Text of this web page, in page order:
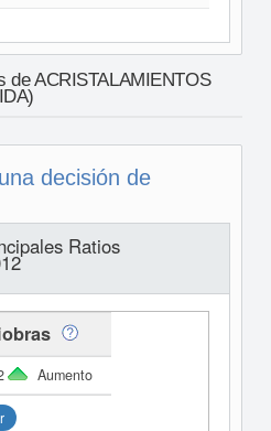
de ACRISTALAMIENTOS
decisión de
Ratios
Aumento